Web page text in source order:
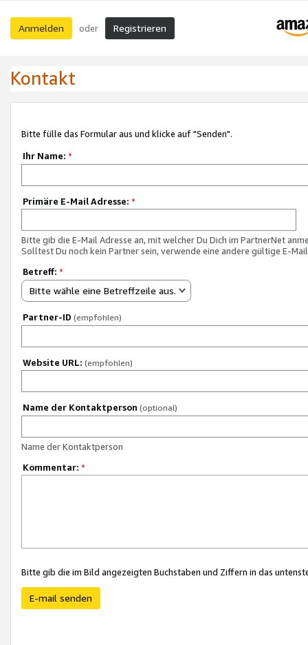
Anmelden oder Registrieren
Kontakt
Bitte fülle das Formular aus und klicke auf "Senden".
Ihr Name: *
Primäre E-Mail Adresse: *
Bitte gib die E-Mail Adresse an, mit welcher Du Dich im PartnerNet
Solltest Du noch kein Partner sein, verwende eine andere gültige E-
Betreff: *
Bitte wähle eine Betreffzeile aus.
Partner-ID (empfohlen)
Website URL: (empfohlen)
Name der Kontaktperson (optional)
Name der Kontaktperson
Kommentar: *
Bitte gib die im Bild angezeigten Buchstaben und Ziffern in das
E-mail senden